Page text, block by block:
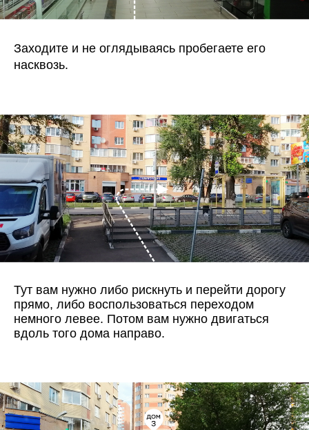
Заходите и не оглядываясь пробегаете его
насквозь.
Тут вам нужно либо рискнуть и перейти дорогу
прямо, либо воспользоваться переходом
немного левее. Потом вам нужно двигаться
вдоль того дома направо.